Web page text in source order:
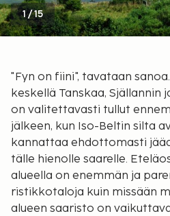
1/15
"Fyn on fiini", tavataan
keskellä Tanskaa, Själlannin
on valitettavasti tullut
jälkeen, kun Iso-Beltin silta
kannattaa ehdottomasti
tälle hienolle saarelle.
alueella on enemmän ja
ristikkotaloja kuin missään
alueen saaristo on